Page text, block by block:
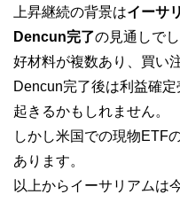
上昇継続の背景はイーサ
Dencun完了の見通しでし
好材料が複数あり、買い
Dencun完了後は利益確
起きるかもしれません。
しかし米国での現物ETF
あります。
以上からイーサリアムは